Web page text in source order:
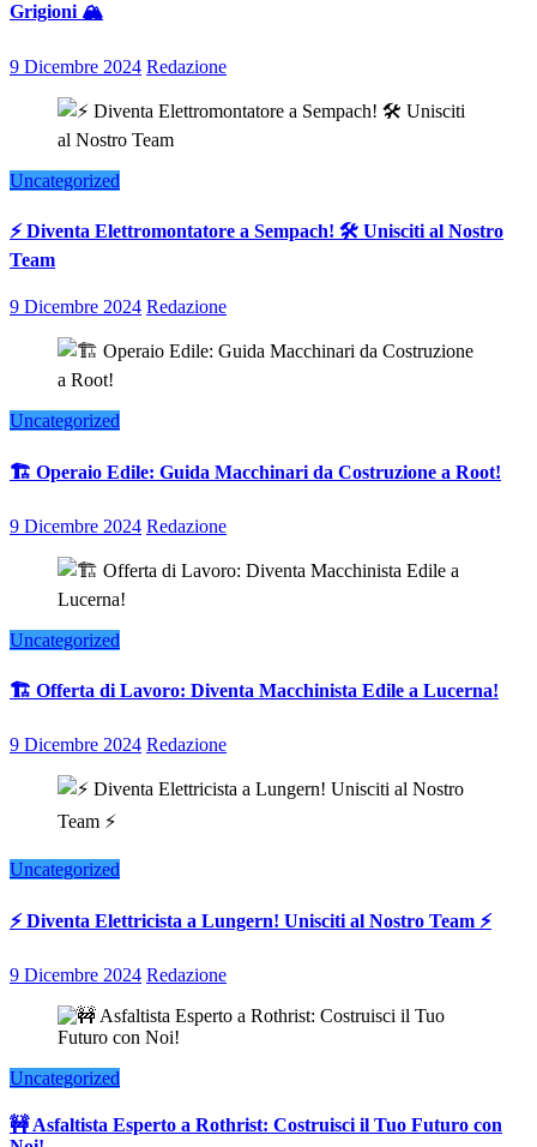
Grigioni 🏔️
9 Dicembre 2024 Redazione
Uncategorized
⚡ Diventa Elettromontatore a Sempach! 🛠️ Unisciti al Nostro
Team
9 Dicembre 2024 Redazione
Uncategorized
🏗️ Operaio Edile: Guida Macchinari da Costruzione a Root!
9 Dicembre 2024 Redazione
Uncategorized
🏗️ Offerta di Lavoro: Diventa Macchinista Edile a Lucerna!
9 Dicembre 2024 Redazione
Uncategorized
⚡ Diventa Elettricista a Lungern! Unisciti al Nostro Team ⚡
9 Dicembre 2024 Redazione
Uncategorized
🚧 Asfaltista Esperto a Rothrist: Costruisci il Tuo Futuro con